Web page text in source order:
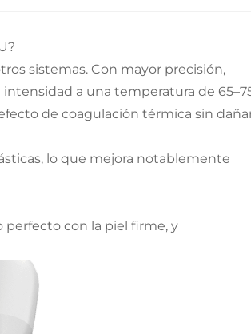
sistemas. Con mayor precisión,
a una temperatura de
de coagulación térmica sin
lo que mejora notablemente
perfecto con la piel firme, y